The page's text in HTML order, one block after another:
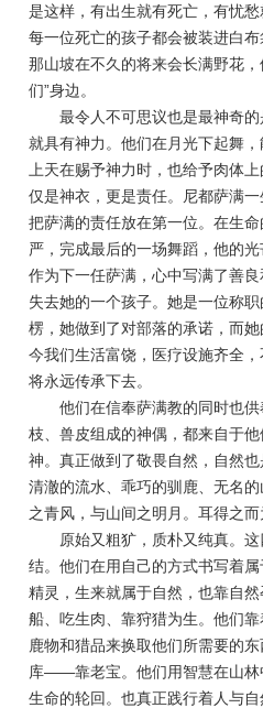
是这样，有出生就有死亡，有忧愁
每一位死亡的孩子都会被装进白
那山坡在不久的将来会长满野花
们”身边。
最令人不可思议也是最神奇
就具有神力。他们在月光下起舞，
上天在赐予神力时，也给予肉体
仅是神衣，更是责任。尼都萨满
把萨满的责任放在第一位。在生
严，完成最后的一场舞蹈，他的
作为下一任萨满，心中写满了善
失去她的一个孩子。她是一位称
楞，她做到了对部落的承诺，而
今我们生活富饶，医疗设施齐全
将永远传承下去。
他们在信奉萨满教的同时也
枝、兽皮组成的神偶，都来自于
神。真正做到了敬畏自然，自然也
清澈的流水、乖巧的驯鹿、无名
之青风，与山间之明月。耳得之
原始又粗犷，质朴又纯真。
结。他们在用自己的方式书写着
精灵，生来就属于自然，也靠自
船、吃生肉、靠狩猎为生。他们靠
鹿物和猎品来换取他们所需要的
库——靠老宝。他们用智慧在山林
生命的轮回。也真正践行着人与自